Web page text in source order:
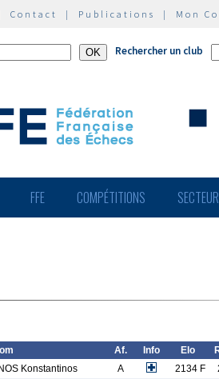
Contact | Publications | Mon
Rechercher un club
FFE COMPÉTITIONS
Af. Info Elo
Konstantinos A 2134 F